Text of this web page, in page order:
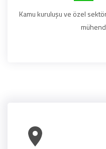
Kamu kuruluşu ve özel